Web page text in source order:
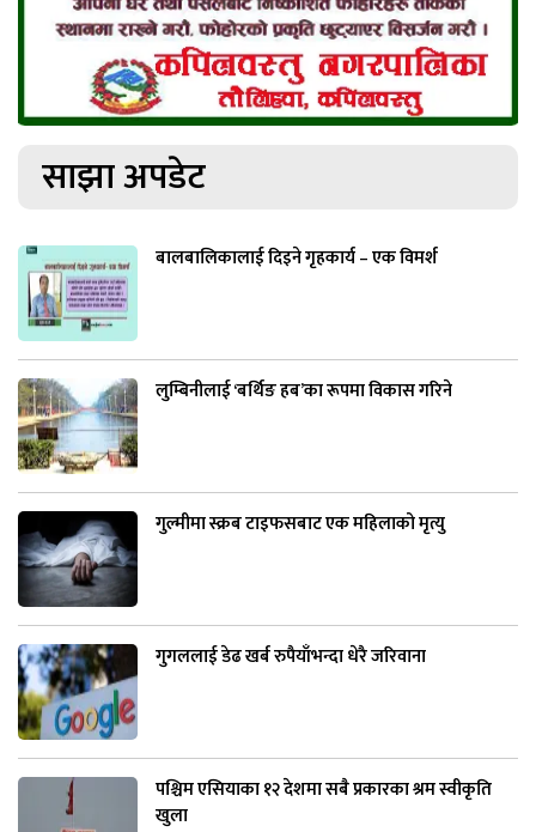
साझा अपडेट
बालबालिकालाई दिइने गृहकार्य – एक विमर्श
लुम्बिनीलाई ‘बर्थिङ हब’का रूपमा विकास गरिने
गुल्मीमा स्क्रब टाइफसबाट एक महिलाको मृत्यु
गुगललाई डेढ खर्ब रुपैयाँभन्दा धेरै जरिवाना
पश्चिम एसियाका १२ देशमा सबै प्रकारका श्रम स्वीकृति
खुला